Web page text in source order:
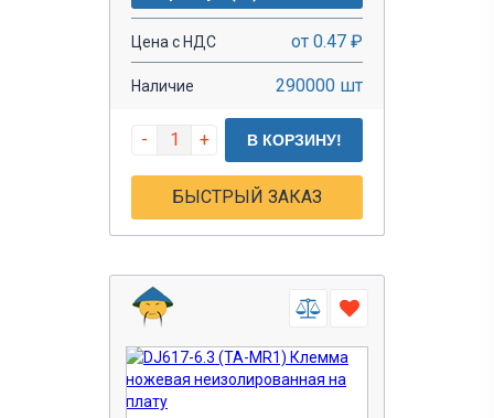
Цена с НДС от 0.47 ₽
Наличие 290000 шт
- + В КОРЗИНУ!
БЫСТРЫЙ ЗАКАЗ